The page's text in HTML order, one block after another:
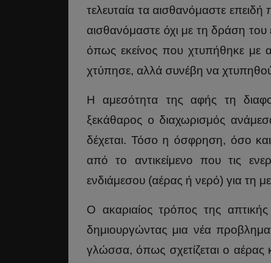
τελευταία τα αισθανόμαστε
αισθανόμαστε όχι με τη δράση
όπως εκείνος που χτυπήθηκε με
χτύπησε, αλλά συνέβη να
Η αμεσότητα της αφής τη
ξεκάθαρος ο διαχωρισμός
δέχεται. Τόσο η όσφρηση, όσο
από το αντικείμενο που τις
ενδιάμεσου (αέρας ή νερό) για τη
Ο ακαριαίος τρόπος της απτικής
δημιουργώντας μια νέα
γλώσσα, όπως σχετίζεται ο αέρας